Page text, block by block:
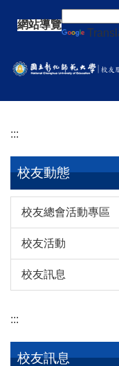
要
內
網站導覽
:::
校友動態
校友總會活動專區
校友活動
校友訊息
:::
校友訊息